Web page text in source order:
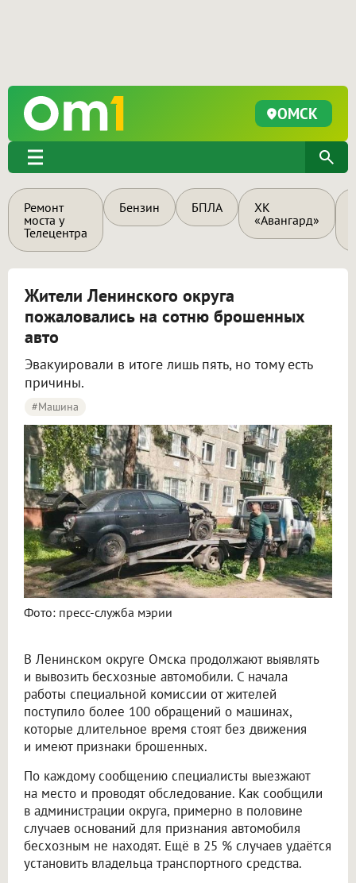
ОМСК
Ремонт
моста у
Телецентра
Бензин БПЛА
ХК
«Авангард»
Жители Ленинского округа
пожаловались на сотню брошенных
авто
Эвакуировали в итоге лишь пять, но тому есть
причины.
#машина
Фото: пресс-служба мэрии
В Ленинском округе Омска продолжают выявлять
и вывозить бесхозные автомобили. С начала
работы специальной комиссии от жителей
поступило более 100 обращений о машинах,
которые длительное время стоят без движения
и имеют признаки брошенных.
По каждому сообщению специалисты выезжают
на место и проводят обследование. Как сообщили
в администрации округа, примерно в половине
случаев оснований для признания автомобиля
бесхозным не находят. Ещё в 25 % случаев удаётся
установить владельца транспортного средства.